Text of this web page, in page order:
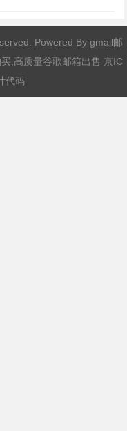
Powered Bygmail邮
,高质量谷歌邮箱出售 京IC
代码